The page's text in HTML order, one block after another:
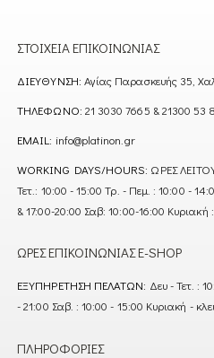
ΣΤΟΙΧΕΊΑ ΕΠΙΚΟΙΝΩΝΊΑΣ
ΔΙΕΎΘΥΝΣΗ: Αγίας Παρασκευής 35,
ΤΗΛΈΦΩΝΟ: 21 3030 7665 & 21300 53
EMAIL: info@platinon.gr
WORKING DAYS/HOURS: ΩΡΕΣ
Τετ.: 10:00 - 15:00 Τρ. - Πεμ. : 10:00 -
& 17:00-20:00 Σαβ: 10:00-16:00 Κυριακή
ΏΡΕΣ ΕΠΙΚΟΙΝΩΝΊΑΣ E-SHOP
ΕΞΥΠΗΡΈΤΗΣΗ ΠΕΛΑΤΏΝ: Δευ - Τετ. :
- 21:00 Σαβ. : 10:00 - 15:00 Κυριακή -
ΠΛΗΡΟΦΟΡΊΕΣ